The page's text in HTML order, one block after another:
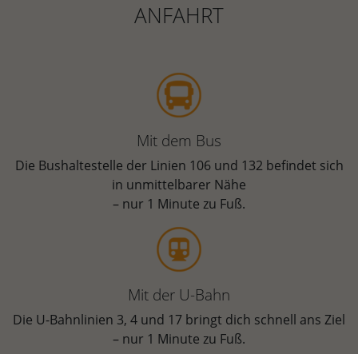
ANFAHRT
Mit dem Bus
Die Bushaltestelle der Linien 106 und 132 befindet sich
in unmittelbarer Nähe
– nur 1 Minute zu Fuß.
Mit der U-Bahn
Die U-Bahnlinien 3, 4 und 17 bringt dich schnell ans Ziel
– nur 1 Minute zu Fuß.